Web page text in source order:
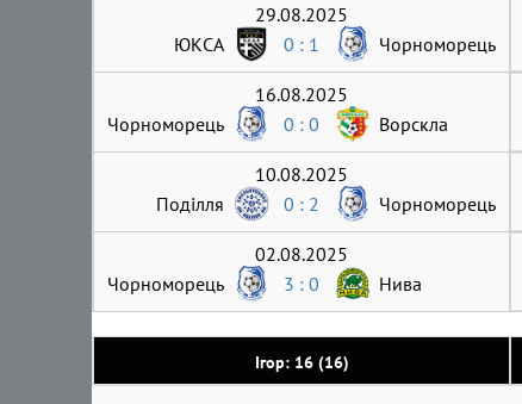
Ігор: 16 (16)
29.08.2025
ЮКСА
0 : 1 Чорноморець
16.08.2025
Чорноморець
0 : 0 Ворскла
10.08.2025
Поділля
0 : 2 Чорноморець
02.08.2025
Чорноморець
3 : 0 Нива